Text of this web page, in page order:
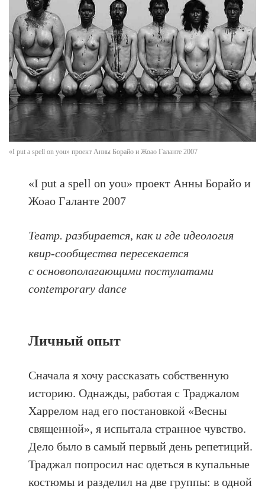
«I put a spell on you» проект Анны Борайо и Жоао Галанте 2007
«I put a spell on you» проект Анны Борайо и
Жоао Галанте 2007
Театр. разбирается, как и где идеология
квир-сообщества пересекается
с основополагающими постулатами
contemporary dance
Личный опыт
Сначала я хочу рассказать собственную
историю. Однажды, работая с Траджалом
Харрелом над его постановкой «Весны
священной», я испытала странное чувство.
Дело было в самый первый день репетиций.
Траджал попросил нас одеться в купальные
костюмы и разделил на две группы: в одной